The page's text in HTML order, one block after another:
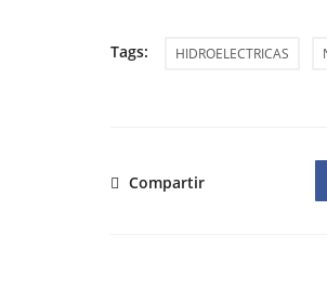
Tags: HIDROELECTRICAS
Compartir